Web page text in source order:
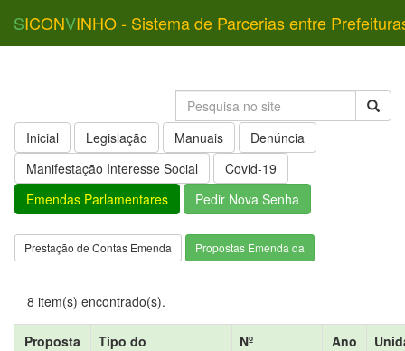
SICONVINHO - Sistema de Parcerias entre
Inicial Legislação Manuais
Denúncia
Manifestação Interesse Social
Covid-19
Emendas Parlamentares
Pedir Nova Senha
Prestação de Contas Emenda Propostas Emenda da
8 item(s) encontrado(s).
Proposta
Tipo do
Nº
Ano